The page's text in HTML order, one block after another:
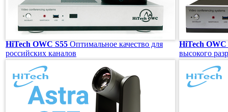
HiTech OWC S55 Оптимальное качество для
российских каналов
HiTech OWC
высокого